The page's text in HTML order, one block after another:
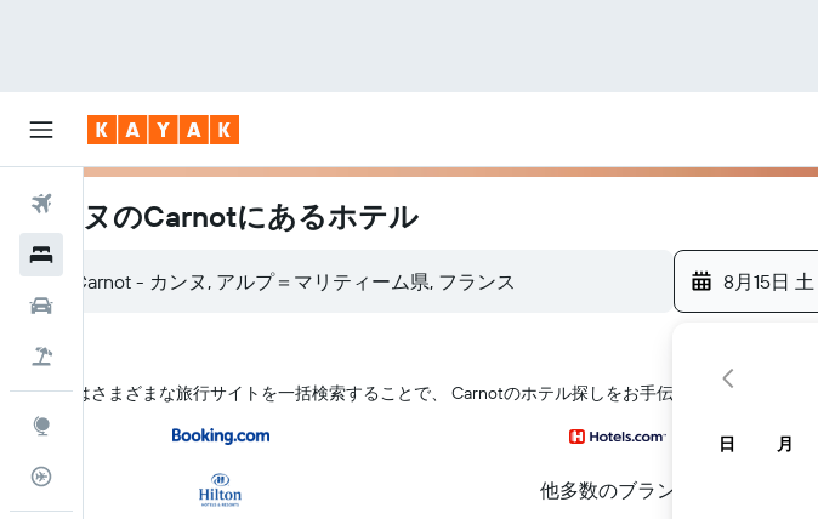
航空券
フライトトラッカー
カンヌのCarnotにあるホテル
8月15日 土
KAYAK はさまざまな旅行サイトを一括検索することで、 Carnotのホテル探しをお手伝いします
他多数のブランド
日 月